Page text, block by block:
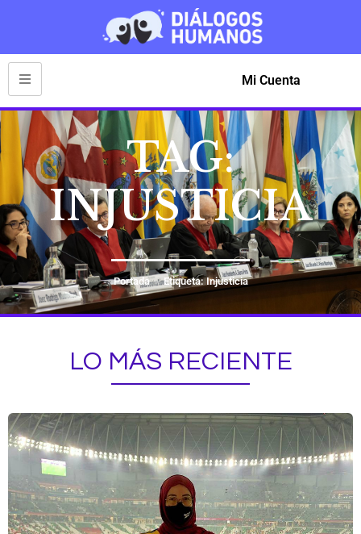
Mi Cuenta
TAG:
INJUSTICIA
Portada Etiqueta: Injusticia
LO MÁS RECIENTE